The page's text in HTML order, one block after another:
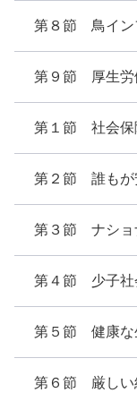
第８節 鳥イン
第９節 厚生労
第１節 社会保
第２節 誰もが
第３節 ナショ
第４節 少子社
第５節 健康な
第６節 厳しい